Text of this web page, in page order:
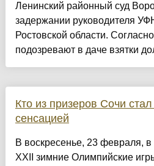
Ленинский районный суд
задержании руководителя
Ростовской области.
подозревают в даче взятки
Кто из призеров Сочи
сенсацией
В воскресенье, 23 февраля,
XXII зимние Олимпийские